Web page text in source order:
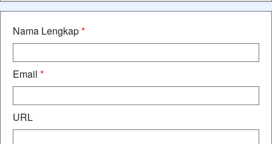
Nama Lengkap*
Email *
URL